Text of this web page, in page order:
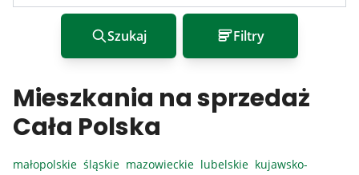
Szukaj Filtry
Mieszkania na sprzedaż
Cała Polska
małopolskie śląskie mazowieckie lubelskie kujawsko-